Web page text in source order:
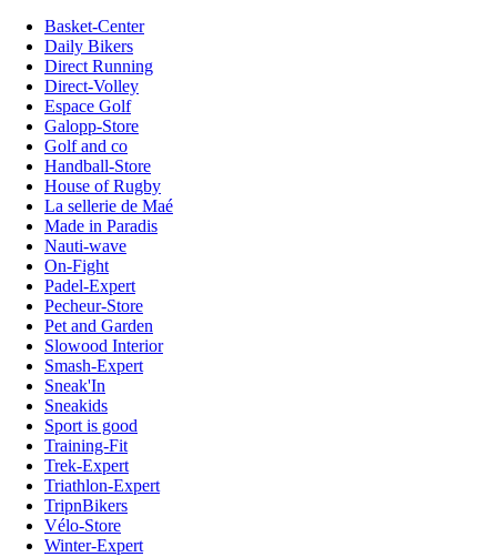
Basket-Center
Daily Bikers
Direct Running
Direct-Volley
Espace Golf
Galopp-Store
Golf and co
Handball-Store
House of Rugby
La sellerie de Maé
Made in Paradis
Nauti-wave
On-Fight
Padel-Expert
Pecheur-Store
Pet and Garden
Slowood Interior
Smash-Expert
Sneak'In
Sneakids
Sport is good
Training-Fit
Trek-Expert
Triathlon-Expert
TripnBikers
Vélo-Store
Winter-Expert